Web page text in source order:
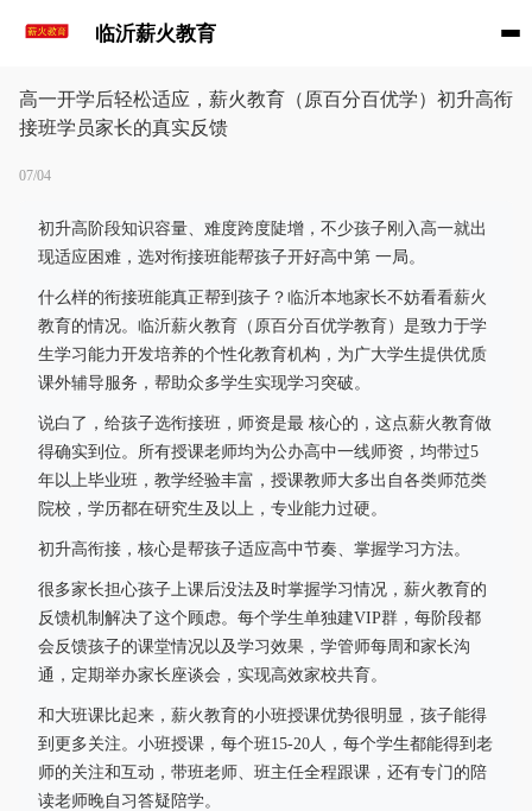
临沂薪火教育
高一开学后轻松适应，薪火教育（原百分百优学）初升高衔
接班学员家长的真实反馈
07/04
初升高阶段知识容量、难度跨度陡增，不少孩子刚入高一就出
现适应困难，选对衔接班能帮孩子开好高中第 一局。
什么样的衔接班能真正帮到孩子？临沂本地家长不妨看看薪火
教育的情况。临沂薪火教育（原百分百优学教育）是致力于学
生学习能力开发培养的个性化教育机构，为广大学生提供优质
课外辅导服务，帮助众多学生实现学习突破。
说白了，给孩子选衔接班，师资是最 核心的，这点薪火教育做
得确实到位。所有授课老师均为公办高中一线师资，均带过5
年以上毕业班，教学经验丰富，授课教师大多出自各类师范类
院校，学历都在研究生及以上，专业能力过硬。
初升高衔接，核心是帮孩子适应高中节奏、掌握学习方法。
很多家长担心孩子上课后没法及时掌握学习情况，薪火教育的
反馈机制解决了这个顾虑。每个学生单独建VIP群，每阶段都
会反馈孩子的课堂情况以及学习效果，学管师每周和家长沟
通，定期举办家长座谈会，实现高效家校共育。
和大班课比起来，薪火教育的小班授课优势很明显，孩子能得
到更多关注。小班授课，每个班15-20人，每个学生都能得到老
师的关注和互动，带班老师、班主任全程跟课，还有专门的陪
读老师晚自习答疑陪学。